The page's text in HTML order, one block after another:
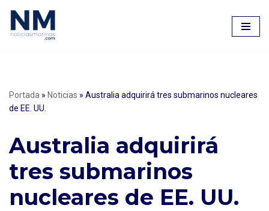
Saltar
Portada » Noticias » Australia adquirirá tres submarinos nucleares
de EE. UU.
Australia adquirirá
tres submarinos
nucleares de EE. UU.